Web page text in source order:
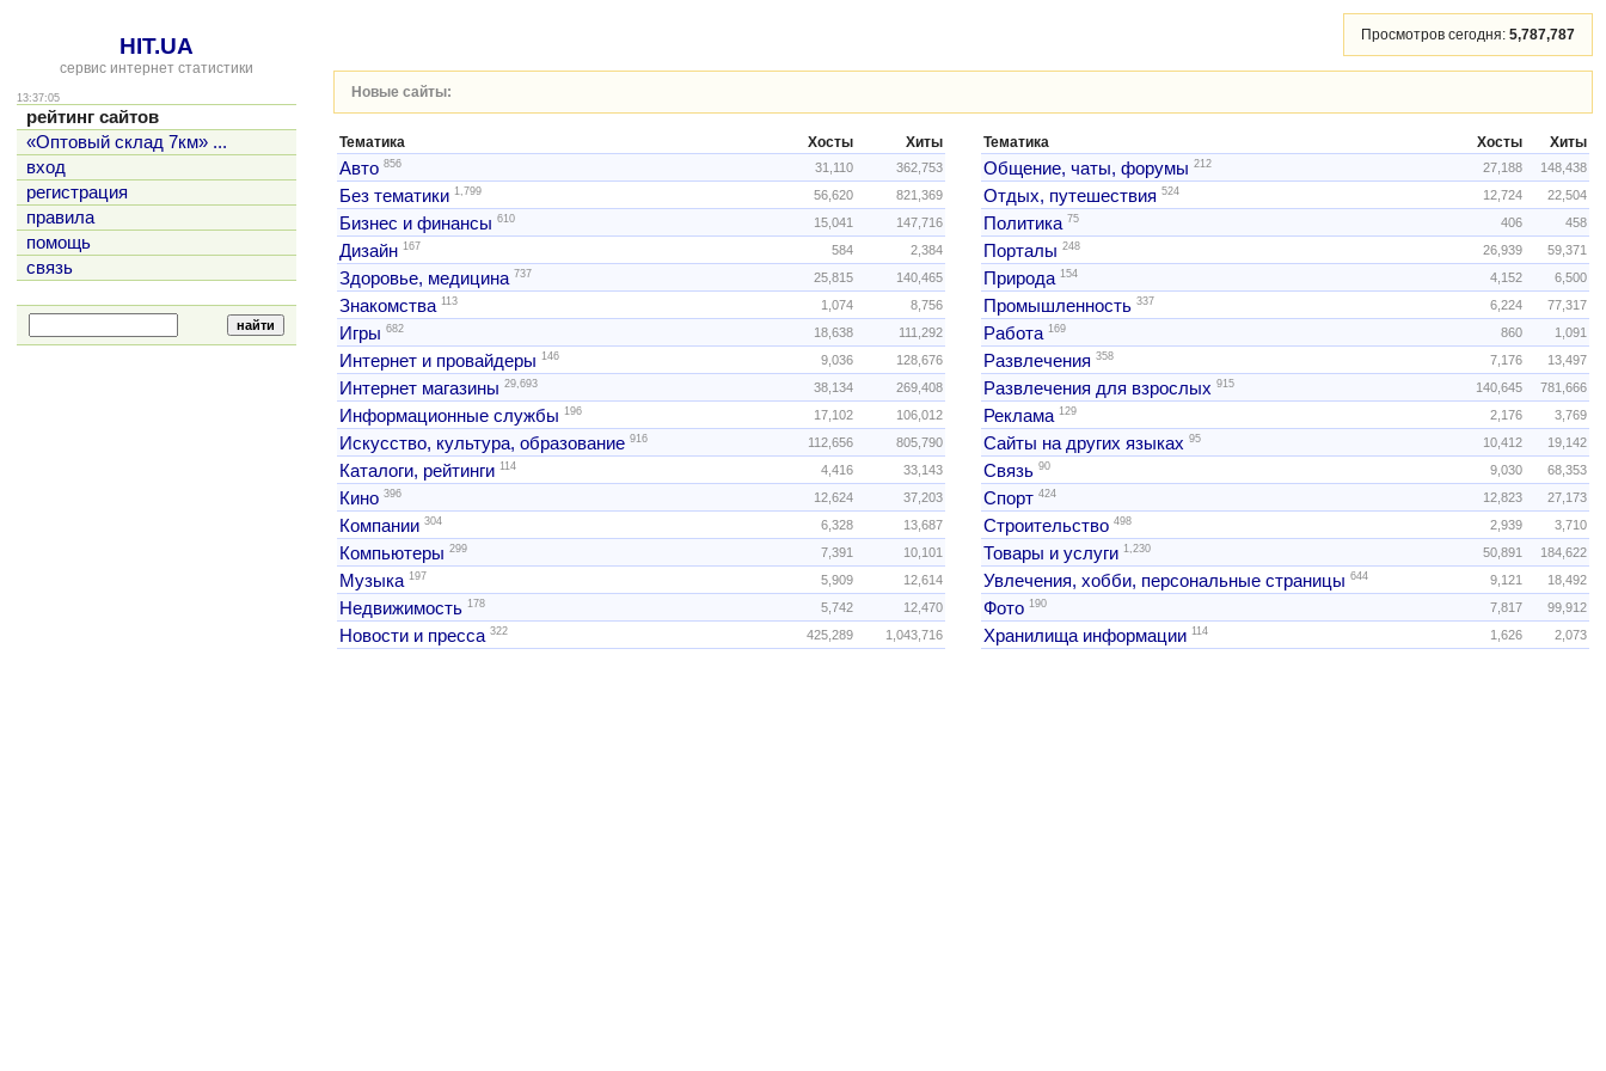
HIT.UA
сервис интернет статистики
13:37:05
рейтинг сайтов
«Оптовый склад 7км» ...
вход
регистрация
правила
помощь
связь
Просмотров сегодня: 5,787,787
Новые сайты:
Тематика Хосты Хиты
Авто 856 31,110 362,753
Без тематики 1,799 56,620 821,369
Бизнес и финансы 610 15,041 147,716
Дизайн 167 584 2,384
Здоровье, медицина 737 25,815 140,465
Знакомства 113 1,074 8,756
Игры 682 18,638 111,292
Интернет и провайдеры 146 9,036 128,676
Интернет магазины 29,693 38,134 269,408
Информационные службы 196 17,102 106,012
Искусство, культура, образование 916 112,656 805,790
Каталоги, рейтинги 114 4,416 33,143
Кино 396 12,624 37,203
Компании 304 6,328 13,687
Компьютеры 299 7,391 10,101
Музыка 197 5,909 12,614
Недвижимость 178 5,742 12,470
Новости и пресса 322 425,289 1,043,716
Тематика Хосты Хиты
Общение, чаты, форумы 212 27,188 148,438
Отдых, путешествия 524 12,724 22,504
Политика 75 406 458
Порталы 248 26,939 59,371
Природа 154 4,152 6,500
Промышленность 337 6,224 77,317
Работа 169 860 1,091
Развлечения 358 7,176 13,497
Развлечения для взрослых 915 140,645 781,666
Реклама 129 2,176 3,769
Сайты на других языках 95 10,412 19,142
Связь 90 9,030 68,353
Спорт 424 12,823 27,173
Строительство 498 2,939 3,710
Товары и услуги 1,230 50,891 184,622
Увлечения, хобби, персональные страницы 644 9,121 18,492
Фото 190 7,817 99,912
Хранилища информации 114 1,626 2,073